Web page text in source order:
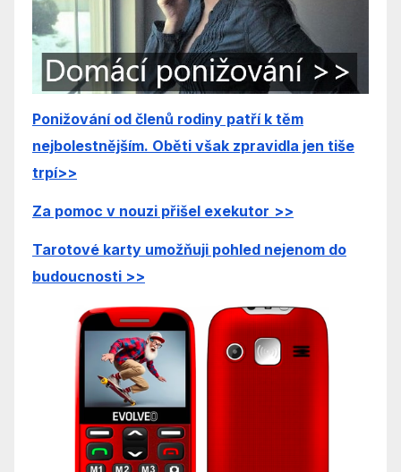
Ponižování od členů rodiny patří k těm
nejbolestnějším. Oběti však zpravidla jen tiše
trpí>>
Za pomoc v nouzi přišel exekutor >>
Tarotové karty umožňuji pohled nejenom do
budoucnosti >>